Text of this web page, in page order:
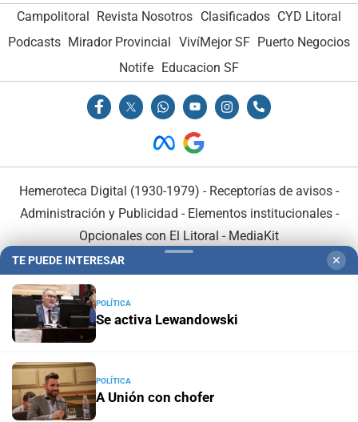
Campolitoral Revista Nosotros Clasificados CYD Litoral
Podcasts Mirador Provincial VivíMejor SF Puerto Negocios
Notife Educacion SF
Hemeroteca Digital (1930-1979) - Receptorías de avisos -
Administración y Publicidad - Elementos institucionales-
Opcionales con El Litoral - MediaKit
En Asociación con:
TE PUEDE INTERESAR ✕
POLÍTICA
Se activa Lewandowski
POLÍTICA
A Unión con chofer